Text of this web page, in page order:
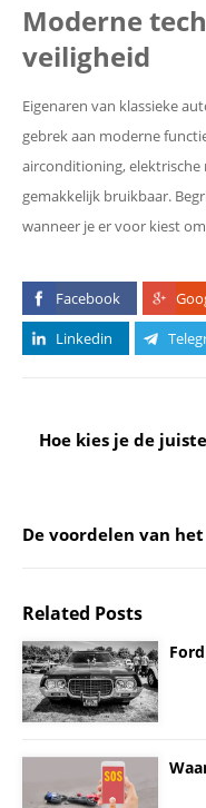
Moderne
veiligheid
Eigenaren van klassieke
gebrek aan moderne
airconditioning,
gemakkelijk bruikbaar.
wanneer je er voor kiest
Facebook
Linkedin
Hoe kies je de
De voordelen van
Related Posts